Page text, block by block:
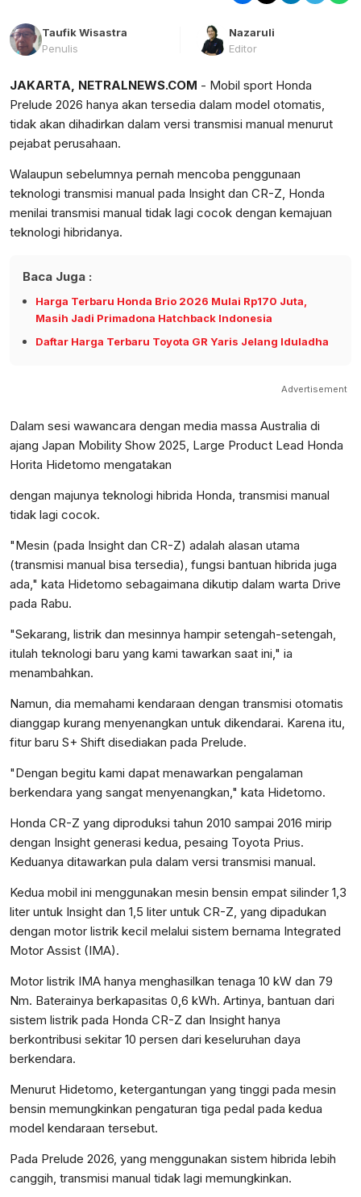
Taufik Wisastra
Penulis
Nazaruli
Editor
JAKARTA, NETRALNEWS.COM - Mobil sport Honda
Prelude 2026 hanya akan tersedia dalam model otomatis,
tidak akan dihadirkan dalam versi transmisi manual menurut
pejabat perusahaan.
Walaupun sebelumnya pernah mencoba penggunaan
teknologi transmisi manual pada Insight dan CR-Z, Honda
menilai transmisi manual tidak lagi cocok dengan kemajuan
teknologi hibridanya.
Baca Juga :
Harga Terbaru Honda Brio 2026 Mulai Rp170 Juta,
Masih Jadi Primadona Hatchback Indonesia
Daftar Harga Terbaru Toyota GR Yaris Jelang Iduladha
Advertisement
Dalam sesi wawancara dengan media massa Australia di
ajang Japan Mobility Show 2025, Large Product Lead Honda
Horita Hidetomo mengatakan
dengan majunya teknologi hibrida Honda, transmisi manual
tidak lagi cocok.
"Mesin (pada Insight dan CR-Z) adalah alasan utama
(transmisi manual bisa tersedia), fungsi bantuan hibrida juga
ada," kata Hidetomo sebagaimana dikutip dalam warta Drive
pada Rabu.
"Sekarang, listrik dan mesinnya hampir setengah-setengah,
itulah teknologi baru yang kami tawarkan saat ini," ia
menambahkan.
Namun, dia memahami kendaraan dengan transmisi otomatis
dianggap kurang menyenangkan untuk dikendarai. Karena itu,
fitur baru S+ Shift disediakan pada Prelude.
"Dengan begitu kami dapat menawarkan pengalaman
berkendara yang sangat menyenangkan," kata Hidetomo.
Honda CR-Z yang diproduksi tahun 2010 sampai 2016 mirip
dengan Insight generasi kedua, pesaing Toyota Prius.
Keduanya ditawarkan pula dalam versi transmisi manual.
Kedua mobil ini menggunakan mesin bensin empat silinder 1,3
liter untuk Insight dan 1,5 liter untuk CR-Z, yang dipadukan
dengan motor listrik kecil melalui sistem bernama Integrated
Motor Assist (IMA).
Motor listrik IMA hanya menghasilkan tenaga 10 kW dan 79
Nm. Baterainya berkapasitas 0,6 kWh. Artinya, bantuan dari
sistem listrik pada Honda CR-Z dan Insight hanya
berkontribusi sekitar 10 persen dari keseluruhan daya
berkendara.
Menurut Hidetomo, ketergantungan yang tinggi pada mesin
bensin memungkinkan pengaturan tiga pedal pada kedua
model kendaraan tersebut.
Pada Prelude 2026, yang menggunakan sistem hibrida lebih
canggih, transmisi manual tidak lagi memungkinkan.